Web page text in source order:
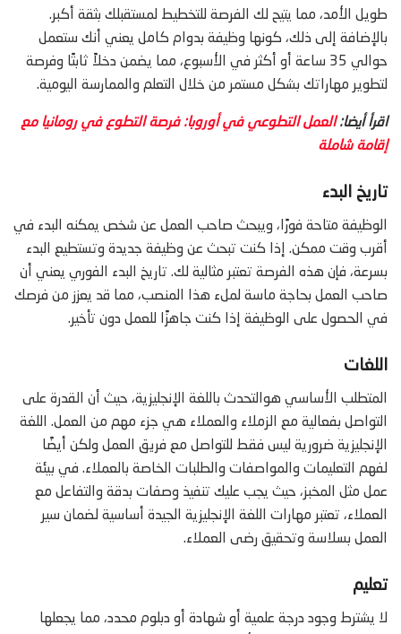
طويل الأمد، مما يتيح لك الفرصة للتخطيط لمستقبلك بثقة أكبر.
بالإضافة إلى ذلك، كونها وظيفة بدوام كامل يعني أنك ستعمل
حوالي 35 ساعة أو أكثر في الأسبوع، مما يضمن دخلاً ثابتًا وفرصة
لتطوير مهاراتك بشكل مستمر من خلال التعلم والممارسة اليومية.
اقرأ أيضا:العمل التطوعي في أوروبا: فرصة التطوع في رومانيا مع
إقامة شاملة
تاريخ البدء
الوظيفة متاحة فورًا، ويبحث صاحب العمل عن شخص يمكنه البدء في
أقرب وقت ممكن. إذا كنت تبحث عن وظيفة جديدة وتستطيع البدء
بسرعة، فإن هذه الفرصة تعتبر مثالية لك. تاريخ البدء الفوري يعني أن
صاحب العمل بحاجة ماسة لملء هذا المنصب، مما قد يعزز من فرصك
في الحصول على الوظيفة إذا كنت جاهزًا للعمل دون تأخير.
اللغات
المتطلب الأساسي هوالتحدث باللغة الإنجليزية، حيث أن القدرة على
التواصل بفعالية مع الزملاء والعملاء هي جزء مهم من العمل. اللغة
الإنجليزية ضرورية ليس فقط للتواصل مع فريق العمل ولكن أيضًا
لفهم التعليمات والمواصفات والطلبات الخاصة بالعملاء. في بيئة
عمل مثل المخبز، حيث يجب عليك تنفيذ وصفات بدقة والتفاعل مع
العملاء، تعتبر مهارات اللغة الإنجليزية الجيدة أساسية لضمان سير
العمل بسلاسة وتحقيق رضى العملاء.
تعليم
لا يشترط وجود درجة علمية أو شهادة أو دبلوم محدد، مما يجعلها